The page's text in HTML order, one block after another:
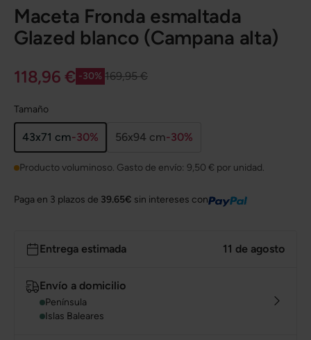
Maceta Fronda esmaltada
Glazed blanco (Campana alta)
118,96 € -30% 169,95 €
Tamaño
43x71 cm-30% 56x94 cm-30%
Producto voluminoso. Gasto de envío: 9,50 € por unidad.
Paga en 3 plazos de 39.65€ sin intereses con
Entrega estimada 11 de agosto
Envío a domicilio
Península
Islas Baleares